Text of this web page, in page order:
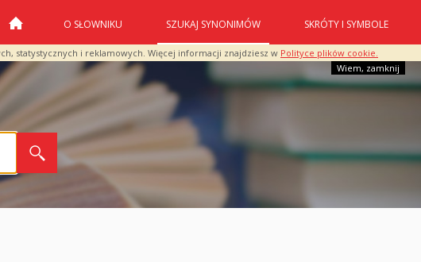
statystycznych i reklamowych. Więcej informacji znajdziesz w Polityce plików cookie.
Wiem, zamknij
O SŁOWNIKU SZUKAJ SYNONIMÓW SKRÓTY I SYMBOLE